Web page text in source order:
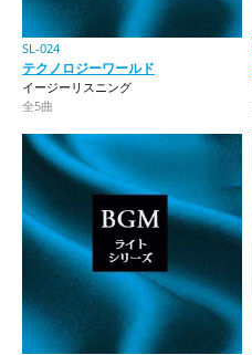
SL-024
テクノロジーワールド
イージーリスニング
全5曲